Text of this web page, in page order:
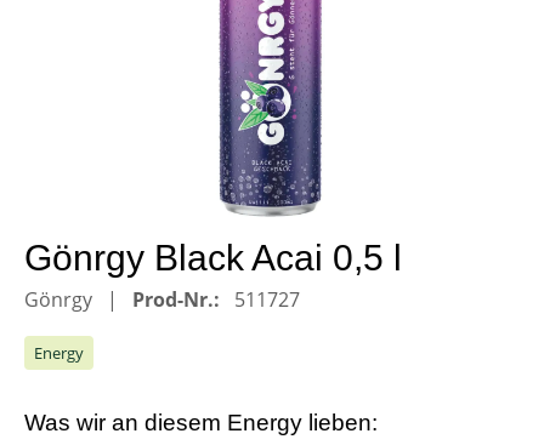
Gönrgy Black Acai 0,5 l
Gönrgy Prod-Nr.: 511727
Energy
Was wir an diesem Energy lieben: